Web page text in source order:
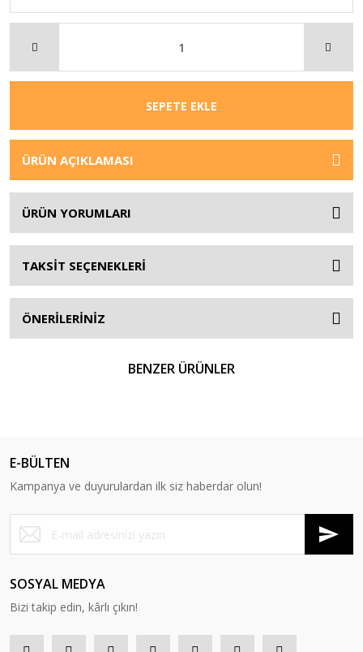
SEPETE EKLE
ÜRÜN AÇIKLAMASI
ÜRÜN YORUMLARI
TAKSİT SEÇENEKLERİ
ÖNERİLERİNİZ
BENZER ÜRÜNLER
E-BÜLTEN
Kampanya ve duyurulardan ilk siz haberdar olun!
SOSYAL MEDYA
Bizi takip edin, kârlı çıkın!